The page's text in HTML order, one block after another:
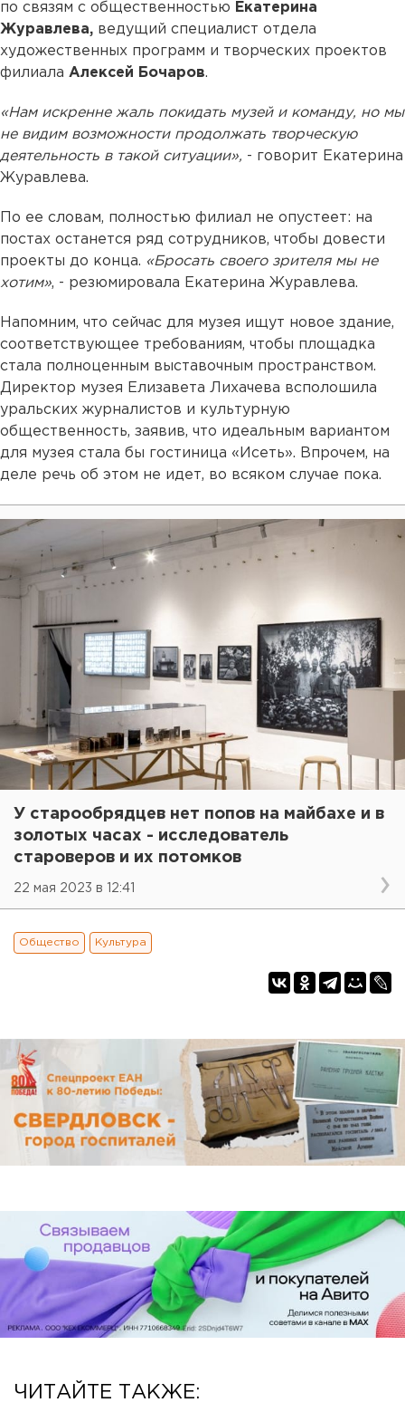
по связям с общественностью Екатерина
Журавлева, ведущий специалист отдела
художественных программ и творческих проектов
филиала Алексей Бочаров.
«Нам искренне жаль покидать музей и команду, но мы
не видим возможности продолжать творческую
деятельность в такой ситуации», - говорит Екатерина
Журавлева.
По ее словам, полностью филиал не опустеет: на
постах останется ряд сотрудников, чтобы довести
проекты до конца. «Бросать своего зрителя мы не
хотим», - резюмировала Екатерина Журавлева.
Напомним, что сейчас для музея ищут новое здание,
соответствующее требованиям, чтобы площадка
стала полноценным выставочным пространством.
Директор музея Елизавета Лихачева всполошила
уральских журналистов и культурную
общественность, заявив, что идеальным вариантом
для музея стала бы гостиница «Исеть». Впрочем, на
деле речь об этом не идет, во всяком случае пока.
У старообрядцев нет попов на майбахе и в
золотых часах - исследователь
староверов и их потомков
22 мая 2023 в 12:41
Общество Культура
ЧИТАЙТЕ ТАКЖЕ: